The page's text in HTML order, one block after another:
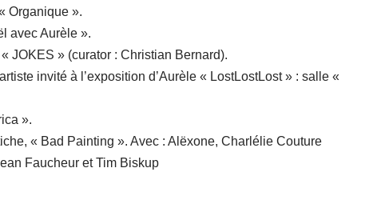
Organique ».
avec Aurèle ».
JOKES » (curator : Christian Bernard).
invité à l’exposition d’Aurèle « LostLostLost » : salle «
».
« Bad Painting ». Avec : Alëxone, Charlélie Couture
Faucheur et Tim Biskup